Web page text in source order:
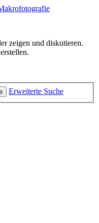
zeigen und diskutieren.
Erweiterte Suche